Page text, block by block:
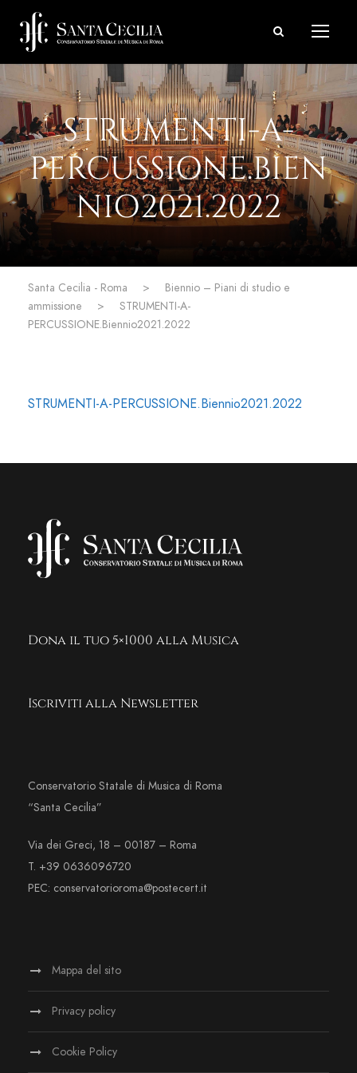
STRUMENTI-A-
PERCUSSIONE.BIEN
NIO2021.2022
Santa Cecilia - Roma >
Biennio – Piani di studio e
ammissione
>
STRUMENTI-A-
PERCUSSIONE.Biennio2021.2022
STRUMENTI-A-PERCUSSIONE.Biennio2021.2022
Dona il tuo 5×1000 alla Musica
Iscriviti alla Newsletter
Conservatorio Statale di Musica di Roma
“Santa Cecilia”
Via dei Greci, 18 – 00187 – Roma
T. +39 0636096720
PEC: conservatorioroma@postecert.it
Mappa del sito
Privacy policy
Cookie Policy